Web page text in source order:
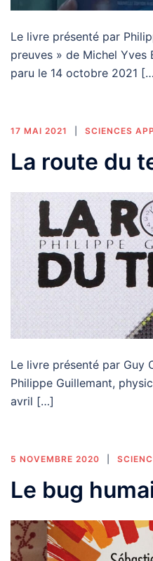
Le livre présenté par
preuves » de Michel Yves
paru le 14 octobre 2021
17 MAI 2021 SCIENCES
La route du
Le livre présenté par Guy
Philippe Guillemant,
avril […]
5 NOVEMBRE 2020
Le bug